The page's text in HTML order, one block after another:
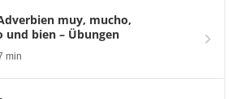
muy, mucho,
und bien – Übungen
min